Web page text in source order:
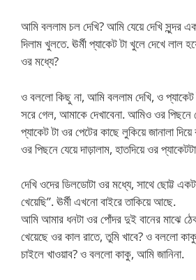
আমি বললাম চল দেখি? আমি যেয়ে দেখি সুন্দর
দিলাম খুলতে. ঊর্মী প্যাকেট টা খুলে দেখে লাল
ওর মধ্যে?
ও বললো কিছু না, আমি বললাম দেখি, ও প্যাকেট
সরে গেল, আমাকে দেখাবেনা. আমিও ওর পিছনে
প্যাকেট টা ওর পেটের কাছে লুকিয়ে জানালা
ওর পিছনে যেয়ে দাড়ালাম, হাতদিয়ে ওর
দেখি ওদের ডিলডোটা ওর মধ্যে, সাথে ছোট্ট
খেয়েছি”. ঊর্মী এখনো বাইরে তাকিয়ে আছে.
আমি আমার ধনটা ওর পোঁদর দুই বানের মাঝে
খেয়েছে ওর কাল রাতে, তুমি খাবে? ও বললো
চাইলে খাওয়াব? ও বললো কাকু, আমি জানিনা.